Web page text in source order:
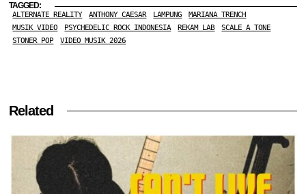
TAGGED:
ALTERNATE REALITY ANTHONY CAESAR LAMPUNG
MARIANA TRENCH
MUSIK VIDEO
PSYCHEDELIC ROCK INDONESIA REKAM LAB
SCALE A TONE
STONER POP
VIDEO MUSIK 2026
Related